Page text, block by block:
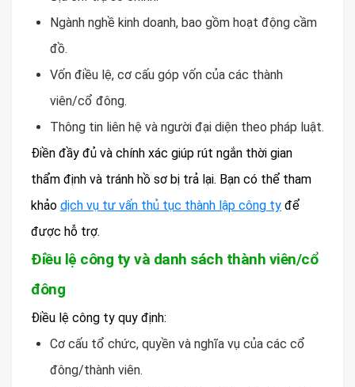
Ngành nghề kinh doanh, bao gồm hoạt động cầm
đồ.
Vốn điều lệ, cơ cấu góp vốn của các thành
viên/cổ đông.
Thông tin liên hệ và người đại diện theo pháp luật.
Điền đầy đủ và chính xác giúp rút ngắn thời gian
thẩm định và tránh hồ sơ bị trả lại. Bạn có thể tham
khảo dịch vụ tư vấn thủ tục thành lập công ty để
được hỗ trợ.
Điều lệ công ty và danh sách thành viên/cổ
đông
Điều lệ công ty quy định:
Cơ cấu tổ chức, quyền và nghĩa vụ của các cổ
đông/thành viên.